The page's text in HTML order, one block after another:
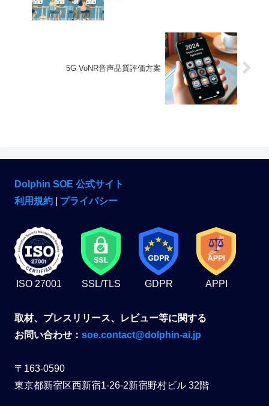
5G VoNR音声品質評価方案
Dolphin SOE 公式サイト
利用規約
プライバシー
ISO 27001 SSL/TLS GDPR APPI
取材、プレスリリース、レビュー等に関する
お問い合わせ： soe.contact@dolphin-ai.jp
〒163-0590
東京都新宿区西新宿1-26-2新宿野村ビル 32階